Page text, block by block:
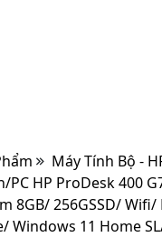
Máy Tính Bộ -
HP ProDesk 400
8GB/ 256GSSD/
Windows 11 Home